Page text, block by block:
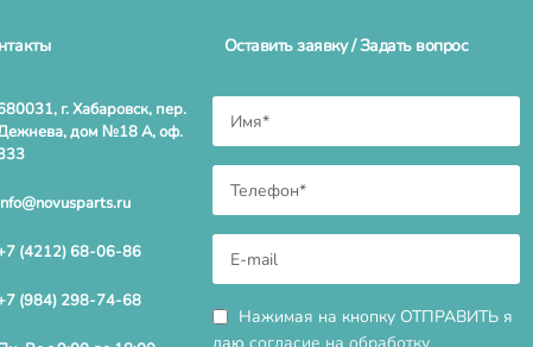
г. Хабаровск, пер.
дом №18 А, оф.
(4212) 68-06-86
(984) 298-74-68
Оставить заявку / Задать вопрос
Нажимая на кнопку ОТПРАВИТЬ я